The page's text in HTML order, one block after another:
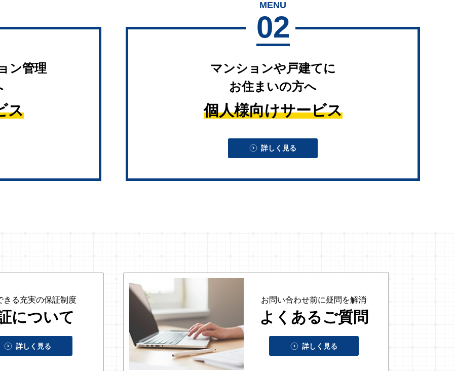
ン管理
ス
MENU
02
マンションや戸建てに
お住まいの方へ
個人様向けサービス
詳しく見る
きる充実の保証制度
について
詳しく見る
お問い合わせ前に疑問を解消
よくあるご質問
詳しく見る